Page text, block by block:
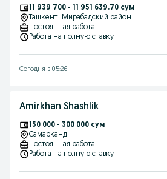
11 939 700 - 11 951 639.70 сум
Ташкент, Мирабадский район
Постоянная работа
Работа на полную ставку
Сегодня в 05:26
Amirkhan Shashlik
150 000 - 300 000 сум
Самарканд
Постоянная работа
Работа на полную ставку